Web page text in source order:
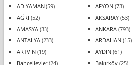
ADIYAMAN(59) AFYON(73)
AĞRI (52) AKSARAY(53)
AMASYA(33) ANKARA(793)
ANTALYA(233) ARDAHAN(15)
ARTVİN(19) AYDIN(61)
Bahçelievler(24) Bakırköy(25)